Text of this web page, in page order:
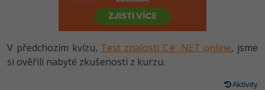
HTML5, CSS3, Bootstrap, SEO
SQL a databáze
JavaScript
Vývojář mobilních aplikací
C# Game developer
-80%
-80%
PHP -80%
V předchozím kvízu, Test znalostí C# .NET online, jsme
si ověřili nabyté zkušenosti z kurzu.
Aktivity